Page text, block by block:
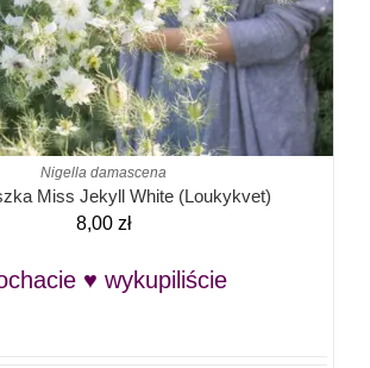
Nigella damascena
Miss Jekyll White (Loukykvet)
8,00 zł
♥ wykupiliście